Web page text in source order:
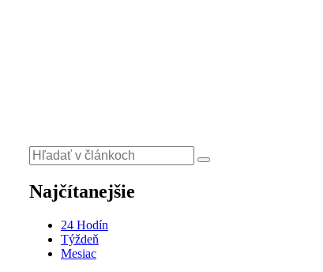
Najčítanejšie
24 Hodín
Týždeň
Mesiac